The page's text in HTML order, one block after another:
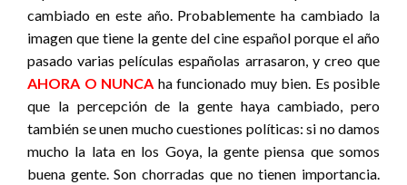
cambiado en este año. Probablemente ha cambiado la
imagen que tiene la gente del cine español porque el año
pasado varias películas españolas arrasaron, y creo que
AHORA O NUNCA ha funcionado muy bien. Es posible
que la percepción de la gente haya cambiado, pero
también se unen mucho cuestiones políticas: si no damos
mucho la lata en los Goya, la gente piensa que somos
buena gente. Son chorradas que no tienen importancia.